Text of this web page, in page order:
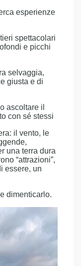
esperienze
spettacolari
e picchi
selvaggia,
giusta e di
ascoltare il
con sé stessi
il vento, le
una terra dura
“attrazioni”,
essere, un
dimenticarlo.